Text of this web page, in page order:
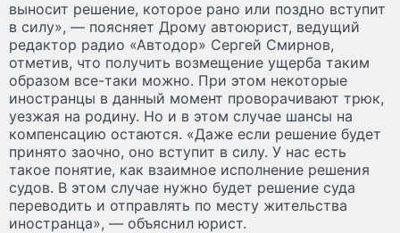
выносит решение, которое рано или поздно вступит
в силу», — поясняет Дрому автоюрист, ведущий
редактор радио «Автодор» Сергей Смирнов,
отметив, что получить возмещение ущерба таким
образом все-таки можно. При этом некоторые
иностранцы в данный момент проворачивают трюк,
уезжая на родину. Но и в этом случае шансы на
компенсацию остаются. «Даже если решение будет
принято заочно, оно вступит в силу. У нас есть
такое понятие, как взаимное исполнение решения
судов. В этом случае нужно будет решение суда
переводить и отправлять по месту жительства
иностранца», — объяснил юрист.